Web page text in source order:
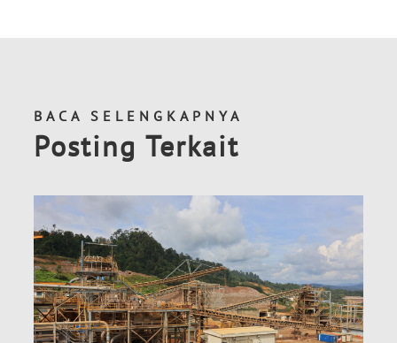
BACA SELENGKAPNYA
Posting Terkait